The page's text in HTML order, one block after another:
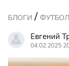
БЛОГИ / ФУТБОЛ
Евгений
04.02.2025